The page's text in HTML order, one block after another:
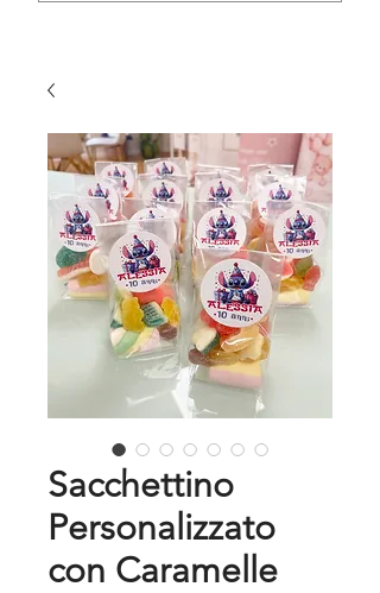
Sacchettino
Personalizzato
con Caramelle